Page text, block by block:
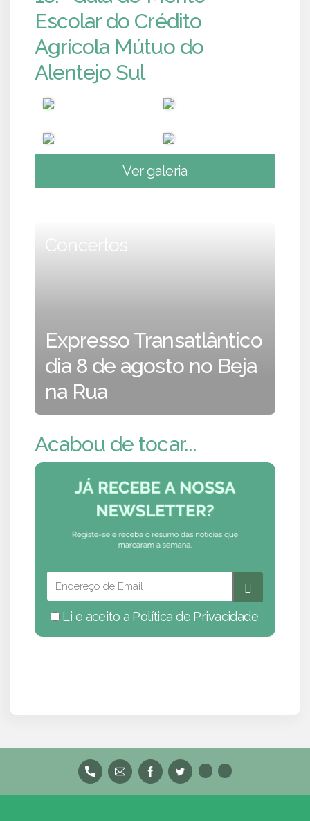
Escolar do Crédito
Agrícola Mútuo do
Alentejo Sul
Ver galeria
Concertos
Expresso Transatlântico
dia 8 de agosto no Beja
na Rua
Acabou de tocar...
Li e aceito a Política de Privacidade